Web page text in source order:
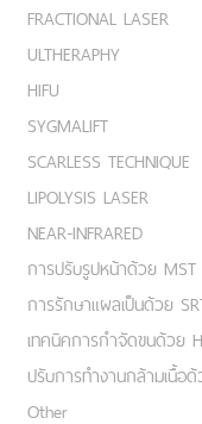
FRACTIONAL LASER
ULTHERAPHY
HIFU
SYGMALIFT
SCARLESS TECHNIQUE
LIPOLYSIS LASER
NEAR-INFRARED
การปรับรูปหน้าด้วย MST
การรักษาแผลเป็นด้วย
เทคนิคการกำจัดขนด้วย
ปรับการทำงานกล้ามเนื้อ
Other